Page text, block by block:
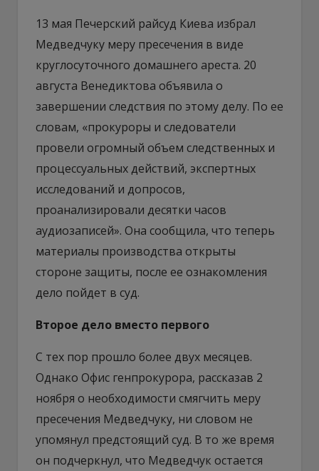
13 мая Печерский райсуд Киева избрал
Медведчуку меру пресечения в виде
круглосуточного домашнего ареста. 20
августа Венедиктова объявила о
завершении следствия по этому делу. По ее
словам, «прокуроры и следователи
провели огромный объем следственных и
процессуальных действий, экспертных
исследований и допросов,
проанализировали десятки часов
аудиозаписей». Она сообщила, что теперь
материалы производства открыты
стороне защиты, после ее ознакомления
дело пойдет в суд.
Второе дело вместо первого
С тех пор прошло более двух месяцев.
Однако Офис генпрокурора, рассказав 2
ноября о необходимости смягчить меру
пресечения Медведчуку, ни словом не
упомянул предстоящий суд. В то же время
он подчеркнул, что Медведчук остается